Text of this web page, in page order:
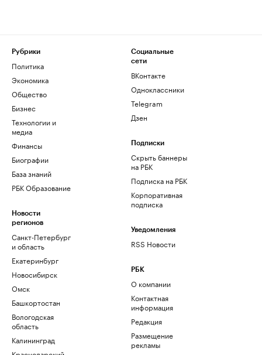
Рубрики
Политика
Экономика
Общество
Бизнес
Технологии и
медиа
Финансы
Биографии
База знаний
РБК Образование
Новости
регионов
Санкт-Петербург
и область
Екатеринбург
Новосибирск
Омск
Башкортостан
Вологодская
область
Калининград
Социальные
сети
ВКонтакте
Одноклассники
Telegram
Дзен
Подписки
Скрыть баннеры
на РБК
Подписка на РБК
Корпоративная
подписка
Уведомления
RSS Новости
РБК
О компании
Контактная
информация
Редакция
Размещение
рекламы